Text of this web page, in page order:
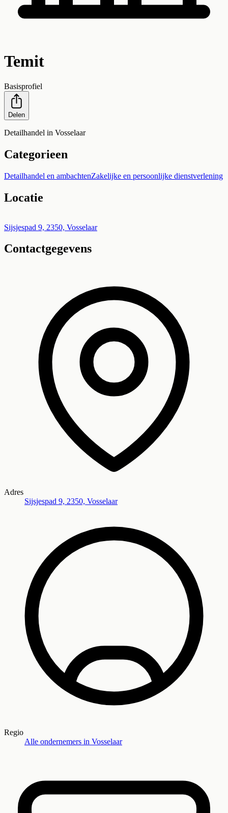
Temit
Basisprofiel
Delen
Detailhandel in Vosselaar
Categorieen
Detailhandel en ambachtenZakelijke en persoonlijke dienstverlening
Locatie
+
−
Sijsjespad 9, 2350, Vosselaar
Contactgegevens
Adres
Sijsjespad 9, 2350, Vosselaar
Regio
Alle ondernemers in Vosselaar